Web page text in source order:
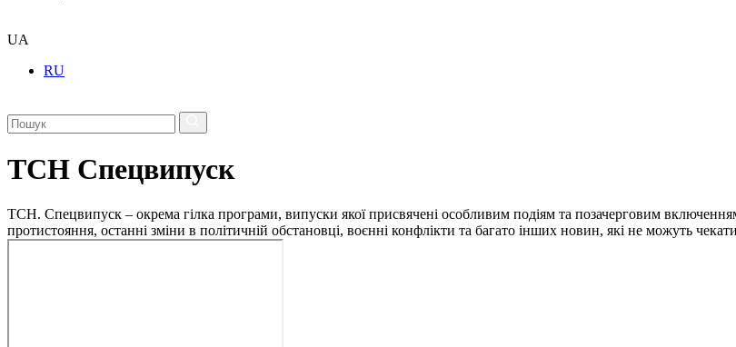
UA
RU
ТСН Спецвипуск
ТСН. Спецвипуск – окрема гілка програми, випуски якої присвячені особливим подіям та позачерговим
протистояння, останні зміни в політичній обстановці, воєнні конфлікти та багато інших новин, які не можуть